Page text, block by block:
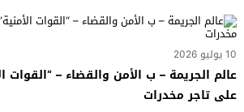
10 يوليو 2026
عالم الجريمة – ب الأمن والقضاء – “القوات
على تاجر مخدرات